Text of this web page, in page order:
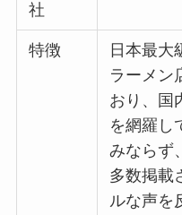
社
特徴
日本最大
ラーメン
おり、国
を網羅し
みならず
多数掲載
ルな声を